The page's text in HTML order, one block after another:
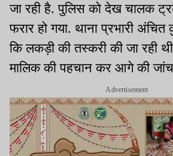
जा रही है. पुलिस को देख चालक
फरार हो गया. थाना प्रभारी अंचित
कि लकड़ी की तस्करी की जा रही
मालिक की पहचान कर आगे की जांच
Advertisement